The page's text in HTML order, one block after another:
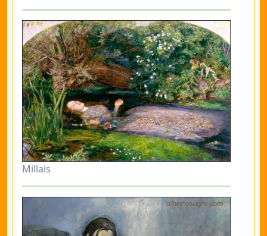
Millais